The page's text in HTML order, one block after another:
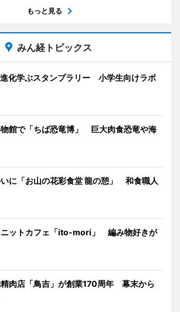
もっと見る
みん経トピックス
化学ぶスタンプラリー 小学生向けラボ
館で「ちば恐竜博」 巨大肉食恐竜や海
に「お山の花彩食堂 龍の憩」 和食職人
ニットカフェ「ito-mori」 編み物好きが
肉店「鳥吉」が創業170周年 幕末から